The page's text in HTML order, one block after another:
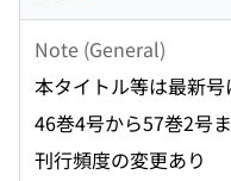
Note (General)
本タイトル等は最新号
46巻4号から57巻2号
刊行頻度の変更あり